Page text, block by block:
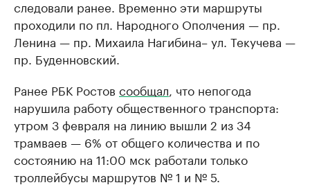
следовали ранее. Временно эти маршруты
проходили по пл. Народного Ополчения — пр.
Ленина — пр. Михаила Нагибина– ул. Текучева —
пр. Буденновский.
Ранее РБК Ростов сообщал , что непогода
нарушила работу общественного транспорта:
утром 3 февраля на линию вышли 2 из 34
трамваев — 6% от общего количества и по
состоянию на 11:00 мск работали только
троллейбусы маршрутов № 1 и № 5.